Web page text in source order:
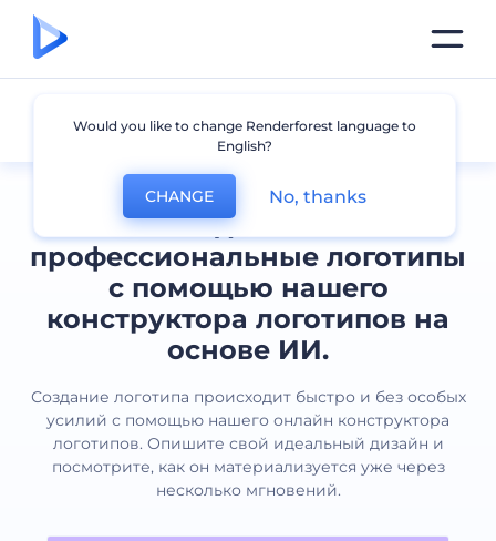
Создавайте
профессиональные логотипы
с помощью нашего
конструктора логотипов на
основе ИИ.
Создание логотипа происходит быстро и без особых
усилий с помощью нашего онлайн конструктора
логотипов. Опишите свой идеальный дизайн и
посмотрите, как он материализуется уже через
несколько мгновений.
Все логотипы
Would you like to change Renderforest language to
English?
CHANGE No, thanks